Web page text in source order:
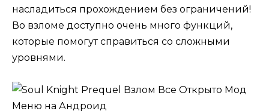
насладиться прохождением без ограничений!
Во взломе доступно очень много функций,
которые помогут справиться со сложными
уровнями.